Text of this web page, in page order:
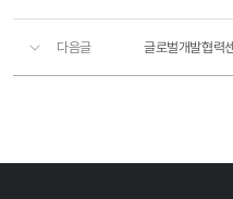
다음글 글로벌개발협력